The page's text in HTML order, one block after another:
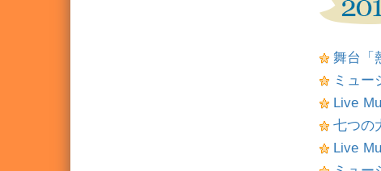
舞台「
ミュー
Live
七つの
Live